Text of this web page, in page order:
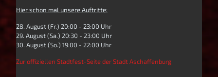
Hier schon mal unsere Auftritte:
28. August (Fr.) 20:00 - 23:00 Uhr
29. August (Sa.) 20:30 - 23:00 Uhr
30. August (So.) 19:00 - 22:00 Uhr
Zur offiziellen Stadtfest-Seite der Stadt Aschaffenburg